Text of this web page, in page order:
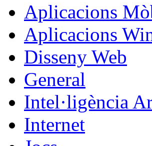
Aplicacions
Aplicacions
Disseny Web
General
Intel·ligència
Internet